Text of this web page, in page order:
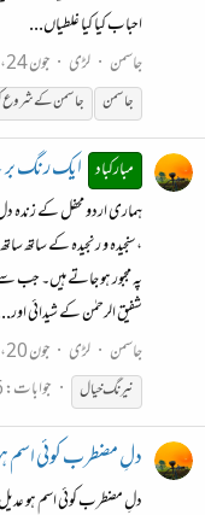
احباب کیا کیا غلطیاں...
جاسمن
لڑی جون 24، 2023
جاسمن
جاسمنکےشروع
مبارکباد ایک رنگ
ہماری اردو محفل کے زندہ
،سنجیدہ و رنجیدہ کے ساتھ
پہ مجبور ہو جاتے ہیں۔ جب
شفیق الرحمٰن کے شیدائی
جاسمن
لڑی جون 20، 2023
نیرنگ خیال
جوابات: 26
دلِ مضطرب کوئی اسم
دلِ مضطرب کوئی اسم ہو